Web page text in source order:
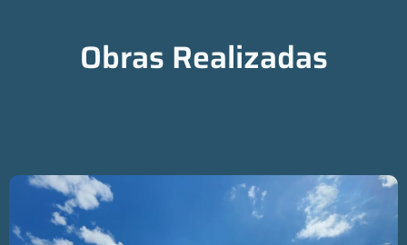
Obras Realizadas